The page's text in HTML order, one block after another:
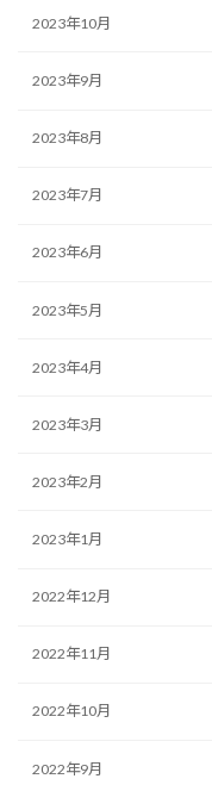
2023年10月
2023年9月
2023年8月
2023年7月
2023年6月
2023年5月
2023年4月
2023年3月
2023年2月
2023年1月
2022年12月
2022年11月
2022年10月
2022年9月